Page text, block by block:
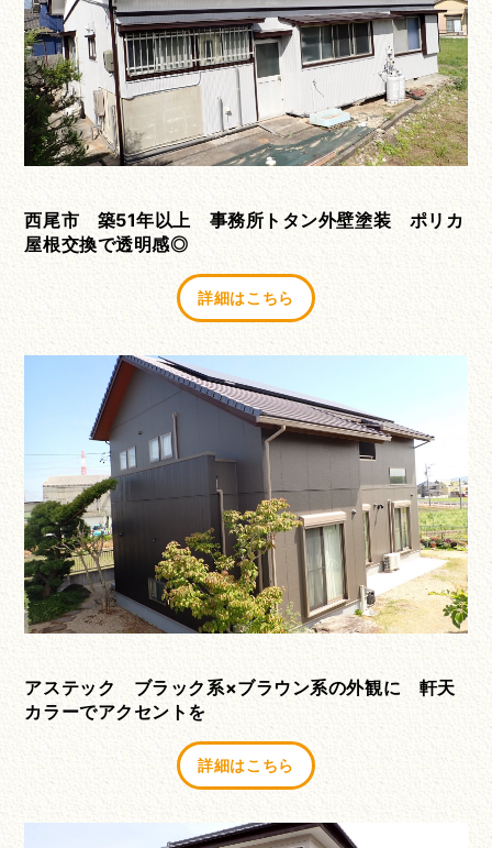
西尾市 築51年以上 事務所トタン外壁塗装 ポリカ
屋根交換で透明感◎
詳細はこちら
アステック ブラック系×ブラウン系の外観に 軒天
カラーでアクセントを
詳細はこちら